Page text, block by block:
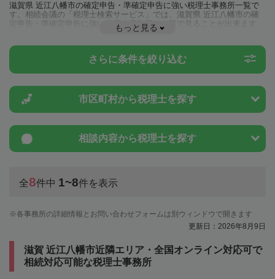
滋賀県 近江八幡市の確定申告・準確定申告に強い税理士事務所一覧で
す。相続会議の「税理士検索サービス」では、滋賀県 近江八幡市の確
定申告・準確定申告に強い税理士事務所を一覧で見ることが出来ます。
相続に関する税金や特例制度のことは一度近隣の税理士に相談してみま
もっと見る
さらに条件を絞り込む
市区町村から税理士を探す
相談内容から税理士を探す
全8件中 1~8件を表示
各事務所の詳細情報とお問い合わせフォームは別ウィンドウで開きます
更新日：2026年8月9日
滋賀 近江八幡市近隣エリア・全国オンライン対応可で
相続対応可能な税理士事務所